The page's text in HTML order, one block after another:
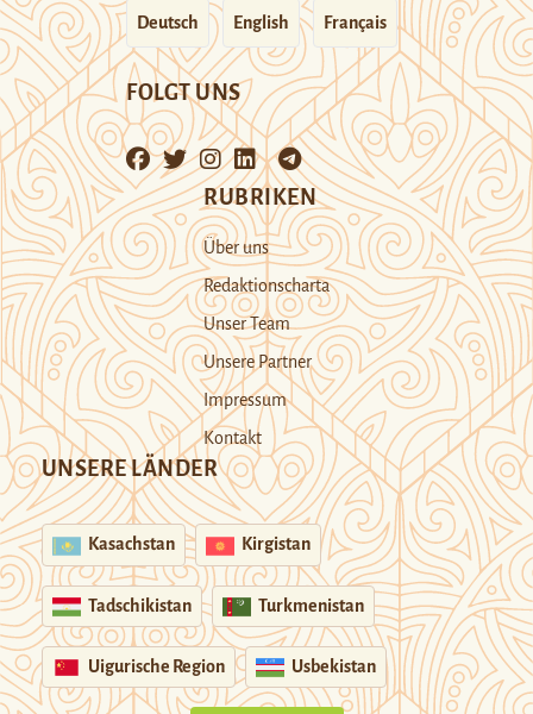
Deutsch English Français
FOLGT UNS
RUBRIKEN
Über uns
Redaktionscharta
Unser Team
Unsere Partner
Impressum
Kontakt
UNSERE LÄNDER
Kasachstan Kirgistan
Tadschikistan Turkmenistan
Uigurische Region Usbekistan